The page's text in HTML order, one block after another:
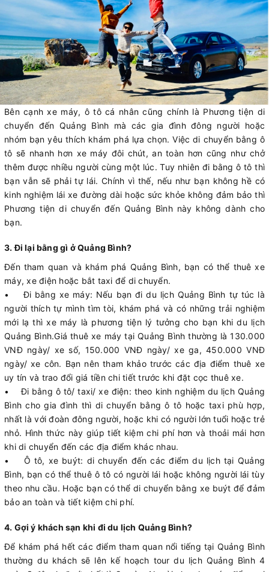
Bên cạnh xe máy, ô tô cá nhân cũng chính là Phương tiện di
chuyển đến Quảng Bình mà các gia đình đông người hoặc
nhóm bạn yêu thích khám phá lựa chọn. Việc di chuyển bằng ô
tô sẽ nhanh hơn xe máy đôi chút, an toàn hơn cũng như chở
thêm được nhiều người cùng một lúc. Tuy nhiên đi bằng ô tô thì
bạn vẫn sẽ phải tự lái. Chính vì thế, nếu như bạn không hề có
kinh nghiệm lái xe đường dài hoặc sức khỏe không đảm bảo thì
Phương tiện di chuyển đến Quảng Bình này không dành cho
bạn.
3. Đi lại bằng gì ở Quảng Bình?
Đến tham quan và khám phá Quảng Bình, bạn có thể thuê xe
máy, xe điện hoặc bắt taxi để di chuyển.
• Đi bằng xe máy: Nếu bạn đi du lịch Quảng Bình tự túc là
người thích tự mình tìm tòi, khám phá và có những trải nghiệm
mới lạ thì xe máy là phương tiện lý tưởng cho bạn khi du lịch
Quảng Bình.Giá thuê xe máy tại Quảng Bình thường là 130.000
VNĐ ngày/ xe số, 150.000 VNĐ ngày/ xe ga, 450.000 VNĐ
ngày/ xe côn. Bạn nên tham khảo trước các địa điểm thuê xe
uy tín và trao đổi giá tiền chi tiết trước khi đặt cọc thuê xe.
• Đi bằng ô tô/ taxi/ xe điện: theo kinh nghiệm du lịch Quảng
Bình cho gia đình thì di chuyển bằng ô tô hoặc taxi phù hợp,
nhất là với đoàn đông người, hoặc khi có người lớn tuổi hoặc trẻ
nhỏ. Hình thức này giúp tiết kiệm chi phí hơn và thoải mái hơn
khi di chuyển đến các địa điểm khác nhau.
• Ô tô, xe buýt: di chuyển đến các điểm du lịch tại Quảng
Bình, bạn có thể thuê ô tô có người lái hoặc không người lái tùy
theo nhu cầu. Hoặc bạn có thể di chuyển bằng xe buýt để đảm
bảo an toàn và tiết kiệm chi phí.
4. Gợi ý khách sạn khi đi du lịch Quảng Bình?
Để khám phá hết các điểm tham quan nổi tiếng tại Quảng Bình
thường du khách sẽ lên kế hoạch tour du lịch Quảng Bình 4